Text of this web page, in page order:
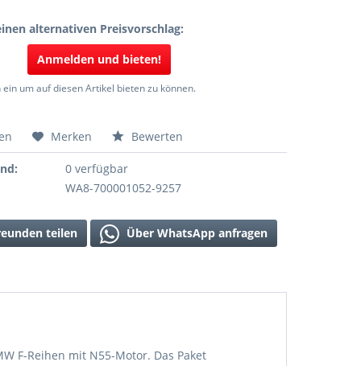
alternativen Preisvorschlag:
Anmelden und bieten!
ein um auf diesen Artikel bieten zu können.
Merken Bewerten
0 verfügbar
WA8-700001052-9257
teilen Über WhatsApp anfragen
F-Reihen mit N55-Motor. Das Paket